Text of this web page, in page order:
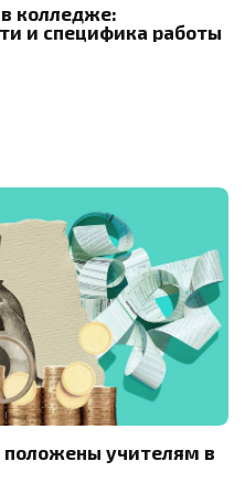
колледже:
и специфика работы
учителям в